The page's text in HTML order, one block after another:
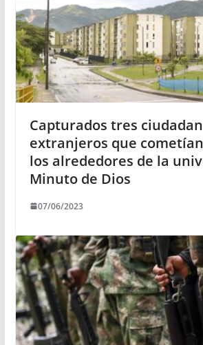
Capturados tres
extranjeros que
los alrededores de la
Minuto de Dios
07/06/2023